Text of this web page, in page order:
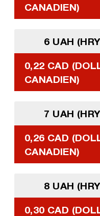
CANADIEN)
6 UAH
0,22 CAD
CANADIEN)
7 UAH
0,26 CAD
CANADIEN)
8 UAH
0,30 CAD